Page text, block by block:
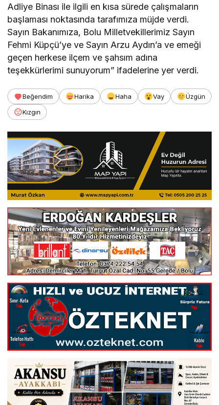
Adliye Binası ile ilgili en kısa sürede çalışmaların
başlaması noktasında tarafımıza müjde verdi.
Sayın Bakanımıza, Bolu Milletvekillerimiz Sayın
Fehmi Küpçü’ye ve Sayın Arzu Aydın’a ve emeği
geçen herkese ilçem ve şahsım adına
teşekkürlerimi sunuyorum” ifadelerine yer verdi.
Beğendim Harika Haha Vay
Üzgün
Kızgın